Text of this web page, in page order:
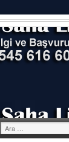
Arama: